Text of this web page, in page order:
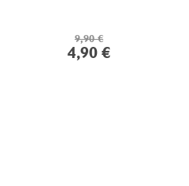
9,90 €
4,90 €